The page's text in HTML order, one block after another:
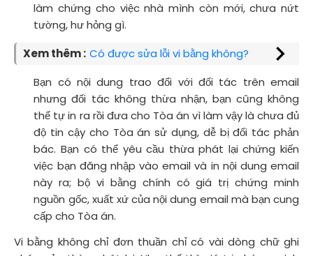
làm chứng cho việc nhà mình còn mới, chưa nứt
tường, hư hỏng gì.
Xem thêm : Có được sửa lỗi vi bằng không?
Bạn có nội dung trao đổi với đối tác trên email
nhưng đối tác không thừa nhận, bạn cũng không
thể tự in ra rồi đưa cho Tòa án vì làm vậy là chưa đủ
độ tin cậy cho Tòa án sử dụng, dễ bị đối tác phản
bác. Bạn có thể yêu cầu thừa phát lại chứng kiến
việc bạn đăng nhập vào email và in nội dung email
này ra; bộ vi bằng chính có giá trị chứng minh
nguồn gốc, xuất xứ của nội dung email mà bạn cung
cấp cho Tòa án.
Vi bằng không chỉ đơn thuần chỉ có vài dòng chữ ghi